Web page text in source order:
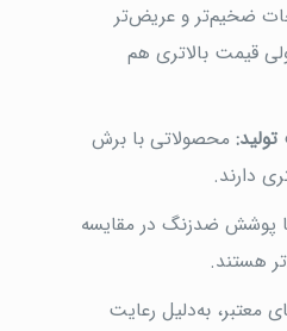
ضخیم‌تر و عریض‌تر
قیمت بالاتری هم
محصولاتی با برش
ضدزنگ در مقایسه
هستند.
معتبر، به‌دلیل رعایت